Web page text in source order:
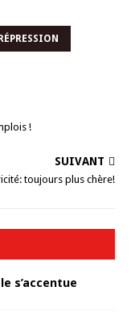
RÉPRESSION
!
SUIVANT
toujours plus chère!
s’accentue